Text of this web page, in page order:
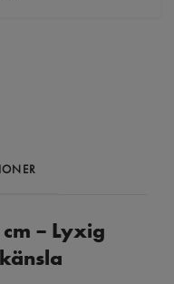
– Lyxig